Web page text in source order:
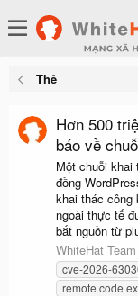
Thẻ
Hơn 500
báo về
Một chuỗi khai
đồng
khai thác công
ngoài thực tế
bắt nguồn từ
WhiteHat Team
cve-2026-
remote code